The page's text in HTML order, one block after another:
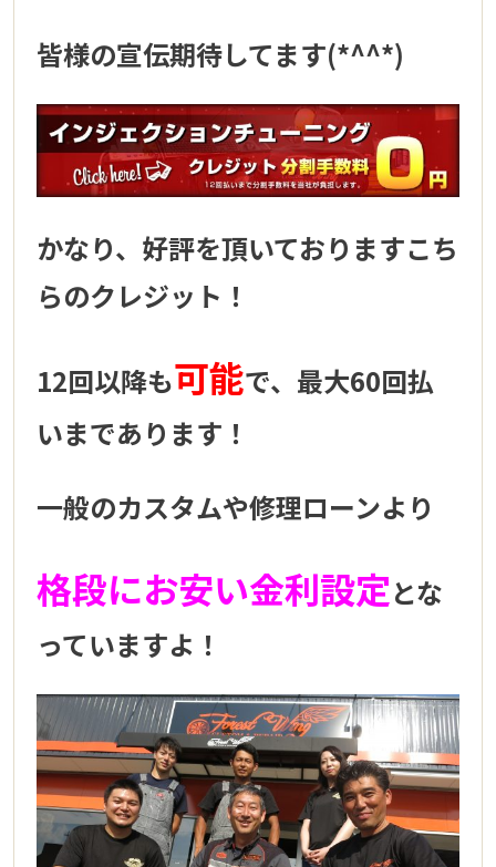
皆様の宣伝期待してます(*^^*)
かなり、好評を頂いておりますこち
らのクレジット！
12回以降も可能で、最大60回払
いまであります！
一般のカスタムや修理ローンより
格段にお安い金利設定とな
っていますよ！